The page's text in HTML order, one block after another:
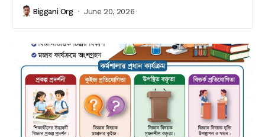
Biggani Org June 20, 2026